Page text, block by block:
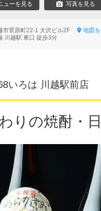
ューを見る 写真を見る
市菅原町22-1 大沢ビル2F
地図
川越駅 東口 徒歩3分
いろは 川越駅前店
りの焼酎・